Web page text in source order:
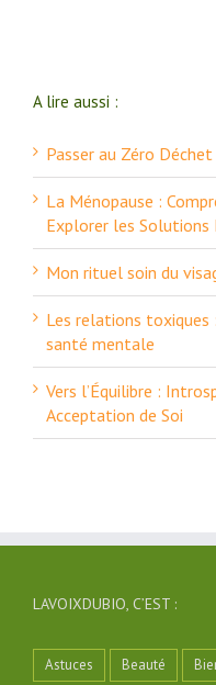
A lire aussi :
Passer au Zéro
La Ménopause :
Explorer les
Mon rituel soin du
Les relations toxiques
santé mentale
Vers l’Équilibre :
Acceptation de Soi
LAVOIXDUBIO, C’EST :
Astuces Beauté